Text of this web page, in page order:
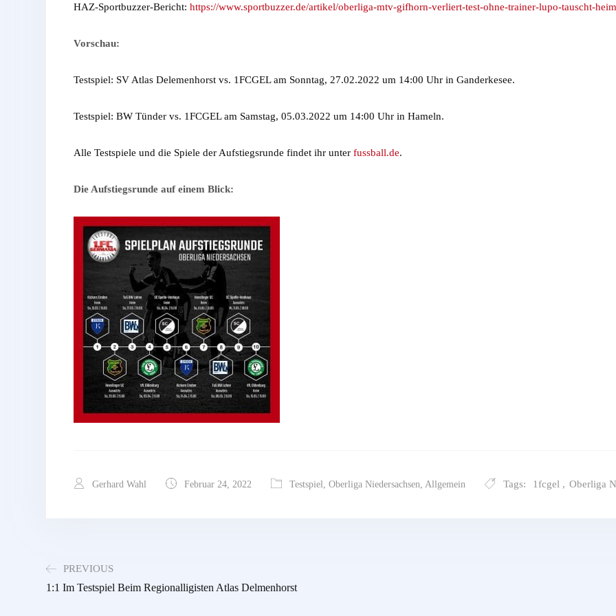
HAZ-Sportbuzzer-Bericht: https://www.sportbuzzer.de/artikel/oberliga-mtv-gifhorn-verliert-test-ohne-trainer-lupo-tauscht-
Vorschau:
Testspiel: SV Atlas Delemenhorst vs. 1FCGEL am Sonntag, 27.02.2022 um 14:00 Uhr in Ganderkesee.
Testspiel: BW Tünder vs. 1FCGEL am Samstag, 05.03.2022 um 14:00 Uhr in Hameln.
Alle Testspiele und die Spiele der Aufstiegsrunde findet ihr unter fussball.de.
Die Aufstiegsrunde auf einem Blick:
Gerhard Wahl Februar 24, 2022 Testspiel Oberliga Niedersachsen Allgemein Tags: 1fcgel , Oberliga
PREVIOUS
1:1 Im Testspiel Beim Regionalligisten Atlas Delmenhorst